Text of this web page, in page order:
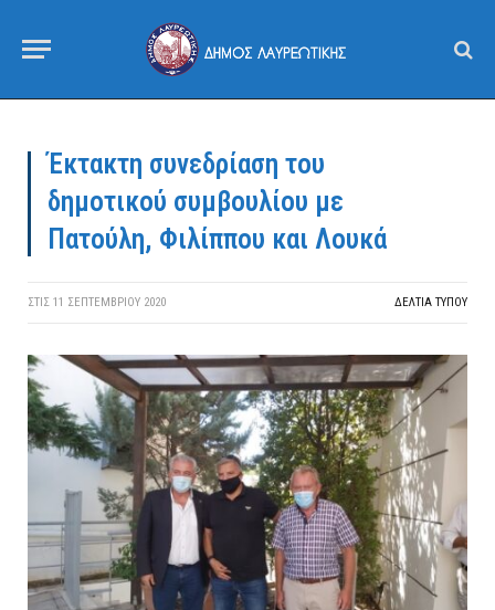
Έκτακτη συνεδρίαση του
δημοτικού συμβουλίου με
Πατούλη, Φιλίππου και Λουκά
ΣΤΙΣ 11 ΣΕΠΤΕΜΒΡΊΟΥ 2020 ΔΕΛΤΙΑ ΤΥΠΟΥ